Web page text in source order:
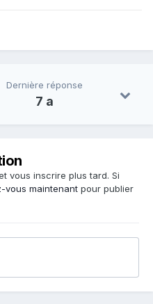
Dernière réponse
7 a
vous inscrire plus tard. Si
vous maintenant pour publier